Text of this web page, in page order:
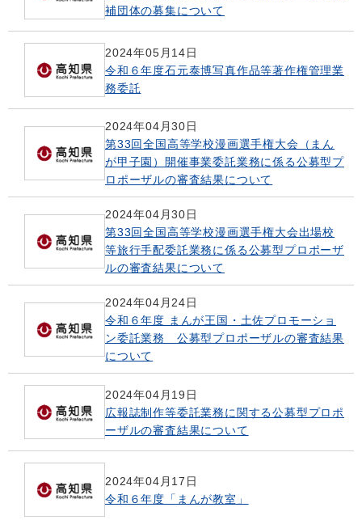
補団体の募集について
2024年05月14日
令和６年度石元泰博写真作品等著作権管理業
務委託
2024年04月30日
第33回全国高等学校漫画選手権大会（まん
が甲子園）開催事業委託業務に係る公募型プ
ロポーザルの審査結果について
2024年04月30日
第33回全国高等学校漫画選手権大会出場校
等旅行手配委託業務に係る公募型プロポーザ
ルの審査結果について
2024年04月24日
令和６年度 まんが王国・土佐プロモーショ
ン委託業務 公募型プロポーザルの審査結果
について
2024年04月19日
広報誌制作等委託業務に関する公募型プロポ
ーザルの審査結果について
2024年04月17日
令和６年度「まんが教室」